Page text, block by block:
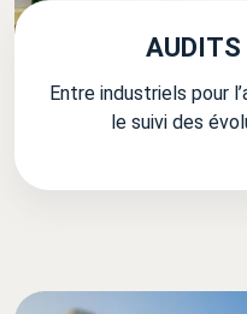
AUDITS
Entre industriels pour
le suivi des